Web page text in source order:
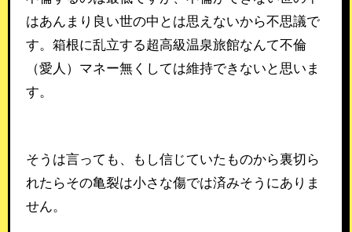
はあんまり良い世の中とは思えないから不思議で
す。箱根に乱立する超高級温泉旅館なんて不倫
（愛人）マネー無くしては維持できないと思いま
す。
そうは言っても、もし信じていたものから裏切ら
れたらその亀裂は小さな傷では済みそうにありま
せん。